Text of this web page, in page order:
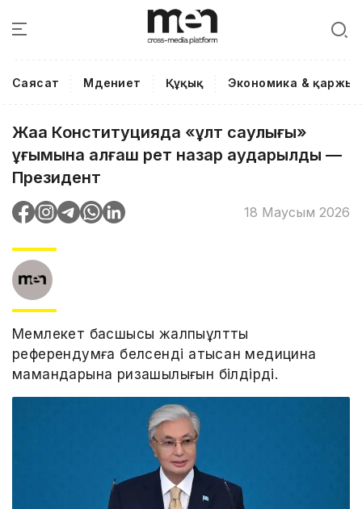
Саясат Мәдениет Құқық Экономика & қаржы
Жаңа Конституцияда «ұлт саулығы»
ұғымына алғаш рет назар аударылды —
Президент
18 Маусым 2026
Мемлекет басшысы жалпыұлттық
референдумға белсенді қатысқан медицина
мамандарына ризашылығын білдірді.